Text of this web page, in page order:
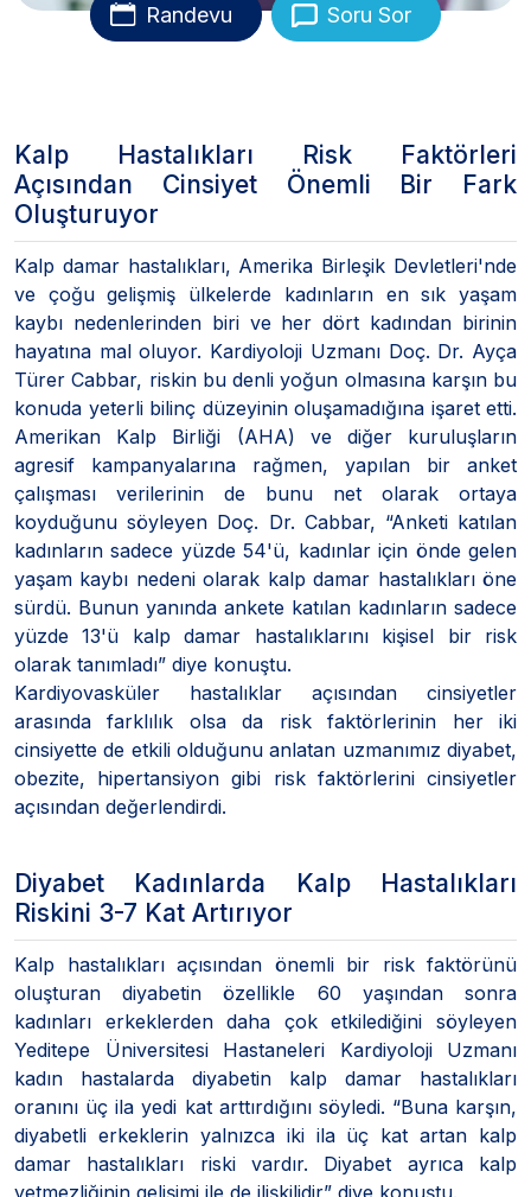
Randevu Soru Sor
Kalp Hastalıkları Risk Faktörleri
Açısından Cinsiyet Önemli Bir Fark
Oluşturuyor
Kalp damar hastalıkları, Amerika Birleşik Devletleri'nde
ve çoğu gelişmiş ülkelerde kadınların en sık yaşam
kaybı nedenlerinden biri ve her dört kadından birinin
hayatına mal oluyor. Kardiyoloji Uzmanı Doç. Dr. Ayça
Türer Cabbar, riskin bu denli yoğun olmasına karşın bu
konuda yeterli bilinç düzeyinin oluşamadığına işaret etti.
Amerikan Kalp Birliği (AHA) ve diğer kuruluşların
agresif kampanyalarına rağmen, yapılan bir anket
çalışması verilerinin de bunu net olarak ortaya
koyduğunu söyleyen Doç. Dr. Cabbar, “Anketi katılan
kadınların sadece yüzde 54'ü, kadınlar için önde gelen
yaşam kaybı nedeni olarak kalp damar hastalıkları öne
sürdü. Bunun yanında ankete katılan kadınların sadece
yüzde 13'ü kalp damar hastalıklarını kişisel bir risk
olarak tanımladı” diye konuştu.
Kardiyovasküler hastalıklar açısından cinsiyetler
arasında farklılık olsa da risk faktörlerinin her iki
cinsiyette de etkili olduğunu anlatan uzmanımız diyabet,
obezite, hipertansiyon gibi risk faktörlerini cinsiyetler
açısından değerlendirdi.
Diyabet Kadınlarda Kalp Hastalıkları
Riskini 3-7 Kat Artırıyor
Kalp hastalıkları açısından önemli bir risk faktörünü
oluşturan diyabetin özellikle 60 yaşından sonra
kadınları erkeklerden daha çok etkilediğini söyleyen
Yeditepe Üniversitesi Hastaneleri Kardiyoloji Uzmanı
kadın hastalarda diyabetin kalp damar hastalıkları
oranını üç ila yedi kat arttırdığını söyledi. “Buna karşın,
diyabetli erkeklerin yalnızca iki ila üç kat artan kalp
damar hastalıkları riski vardır. Diyabet ayrıca kalp
yetmezliğinin gelişimi ile de ilişkilidir” diye konuştu.